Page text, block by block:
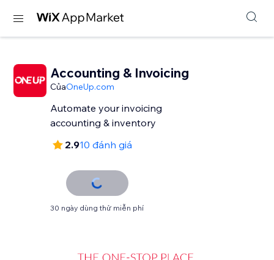
Accounting & Invoicing
CủaOneUp.com
Automate your invoicing
accounting & inventory
2.910 đánh giá
30 ngày dùng thử miễn phí